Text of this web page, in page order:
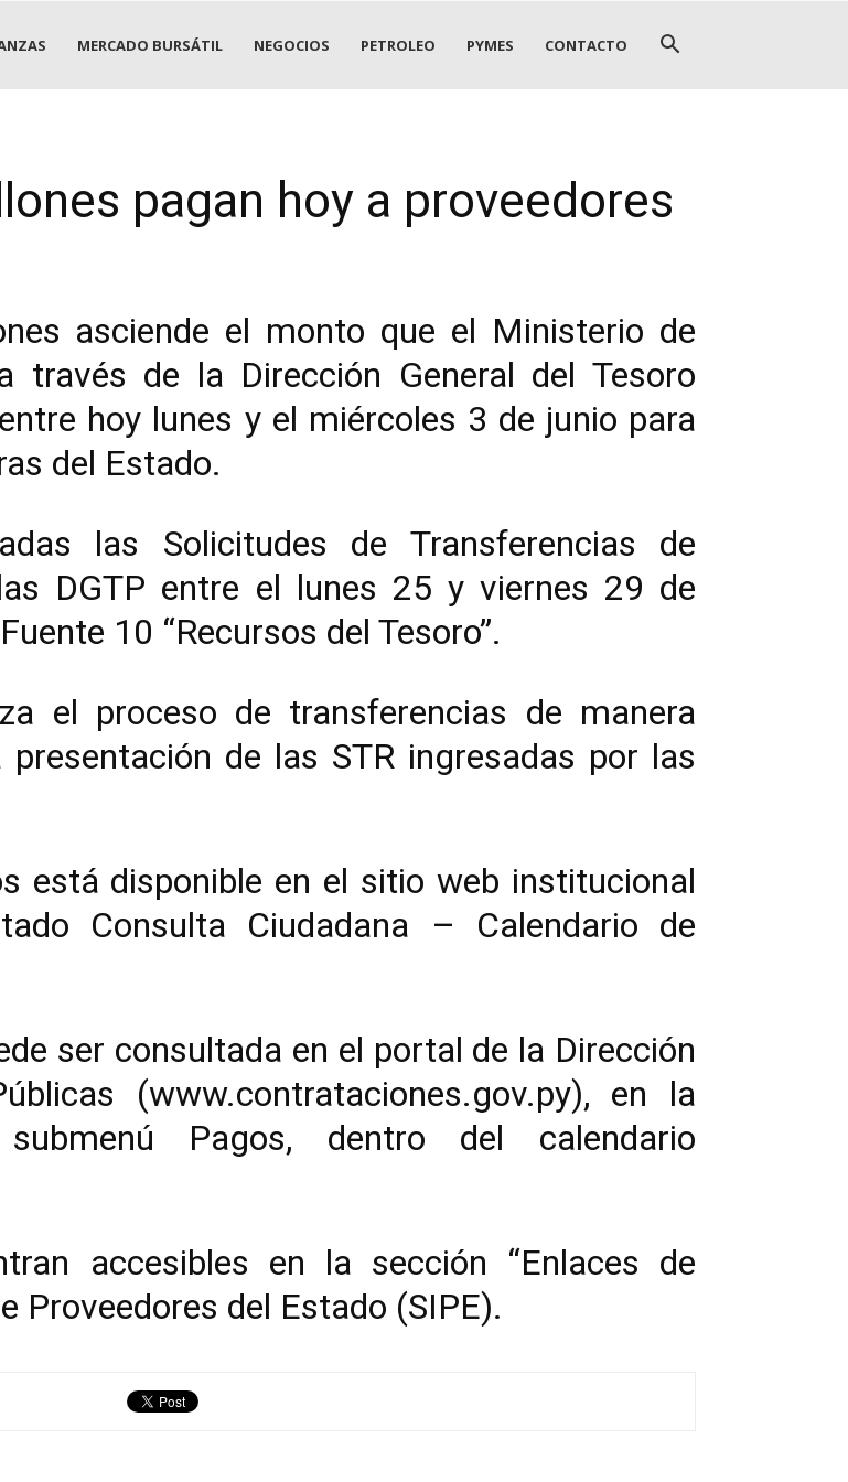
MERCADO BURSÁTIL NEGOCIOS PETROLEO PYMES CONTACTO
pagan hoy a proveedores
asciende el monto que el Ministerio de
través de la Dirección General del Tesoro
hoy lunes y el miércoles 3 de junio para
del Estado.
las Solicitudes de Transferencias de
DGTP entre el lunes 25 y viernes 29 de
10 “Recursos del Tesoro”.
el proceso de transferencias de manera
de las STR ingresadas por las
está disponible en el sitio web institucional
Consulta Ciudadana – Calendario de
ser consultada en el portal de la Dirección
(www.contrataciones.gov.py), en la
Pagos, dentro del calendario
accesibles en la sección “Enlaces de
Proveedores del Estado (SIPE).